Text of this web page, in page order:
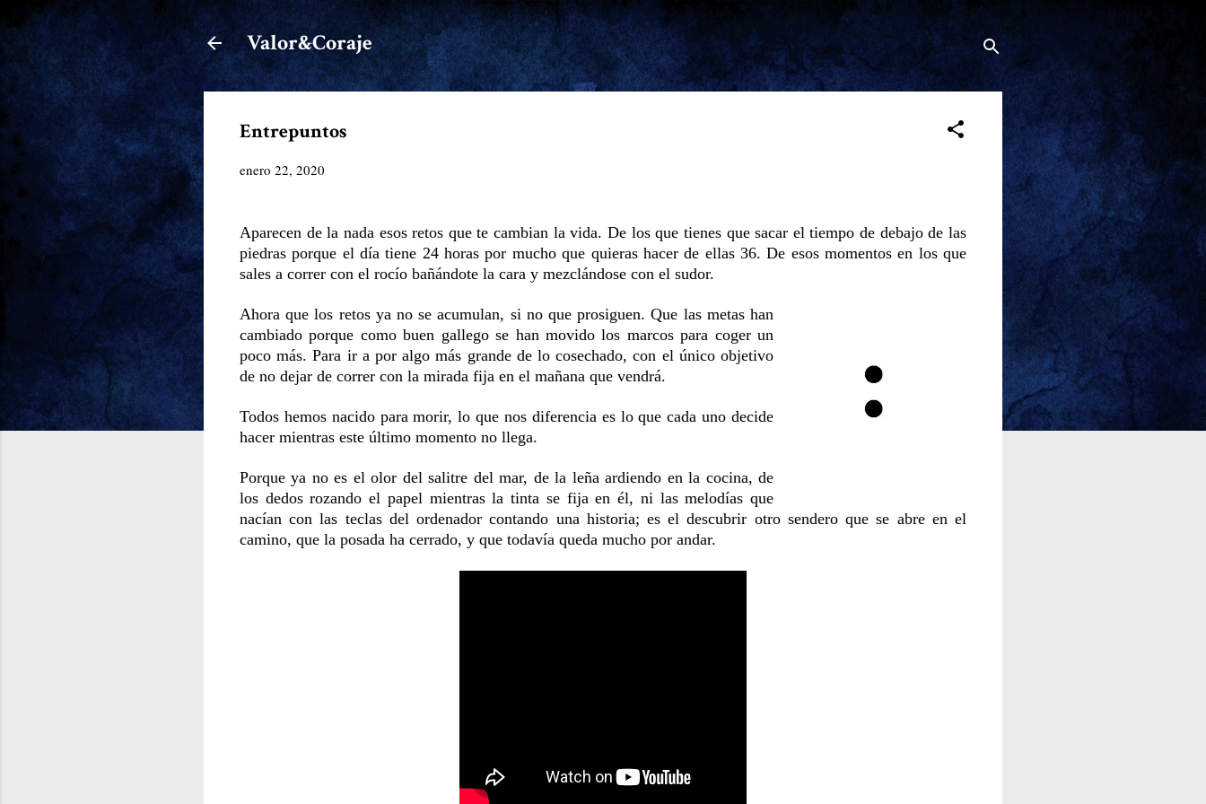
Ir al contenido principal
Valor&Coraje
Entrepuntos
enero 22, 2020
Aparecen de la nada esos retos que te cambian la vida. De los que tienes que sacar el tiempo de debajo de las
piedras porque el día tiene 24 horas por mucho que quieras hacer de ellas 36. De esos momentos en los que
sales a correr con el rocío bañándote la cara y mezclándose con el sudor.
Ahora que los retos ya no se acumulan, si no que prosiguen. Que las metas han
cambiado porque como buen gallego se han movido los marcos para coger un
poco más. Para ir a por algo más grande de lo cosechado, con el único objetivo
de no dejar de correr con la mirada fija en el mañana que vendrá.
Todos hemos nacido para morir, lo que nos diferencia es lo que cada uno decide
hacer mientras este último momento no llega.
Porque ya no es el olor del salitre del mar, de la leña ardiendo en la cocina, de
los dedos rozando el papel mientras la tinta se fija en él, ni las melodías que
nacían con las teclas del ordenador contando una historia; es el descubrir otro sendero que se abre en el
camino, que la posada ha cerrado, y que todavía queda mucho por andar.